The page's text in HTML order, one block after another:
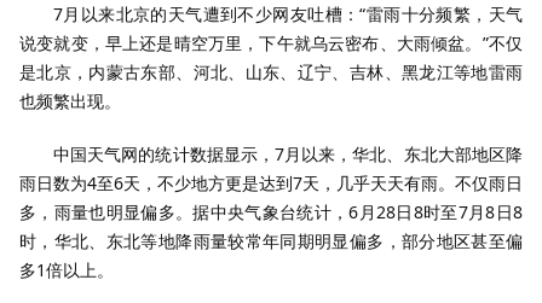
7月以来北京的天气遭到不少网友吐槽：“雷雨十分频繁，天气
说变就变，早上还是晴空万里，下午就乌云密布、大雨倾盆。”不仅
是北京，内蒙古东部、河北、山东、辽宁、吉林、黑龙江等地雷雨
也频繁出现。
中国天气网的统计数据显示，7月以来，华北、东北大部地区降
雨日数为4至6天，不少地方更是达到7天，几乎天天有雨。不仅雨日
多，雨量也明显偏多。据中央气象台统计，6月28日8时至7月8日8
时，华北、东北等地降雨量较常年同期明显偏多，部分地区甚至偏
多1倍以上。